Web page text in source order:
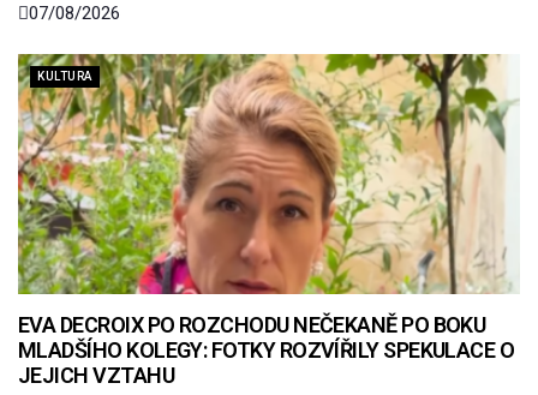
07/08/2026
KULTURA
EVA DECROIX PO ROZCHODU NEČEKANĚ PO BOKU
MLADŠÍHO KOLEGY: FOTKY ROZVÍŘILY SPEKULACE O
JEJICH VZTAHU